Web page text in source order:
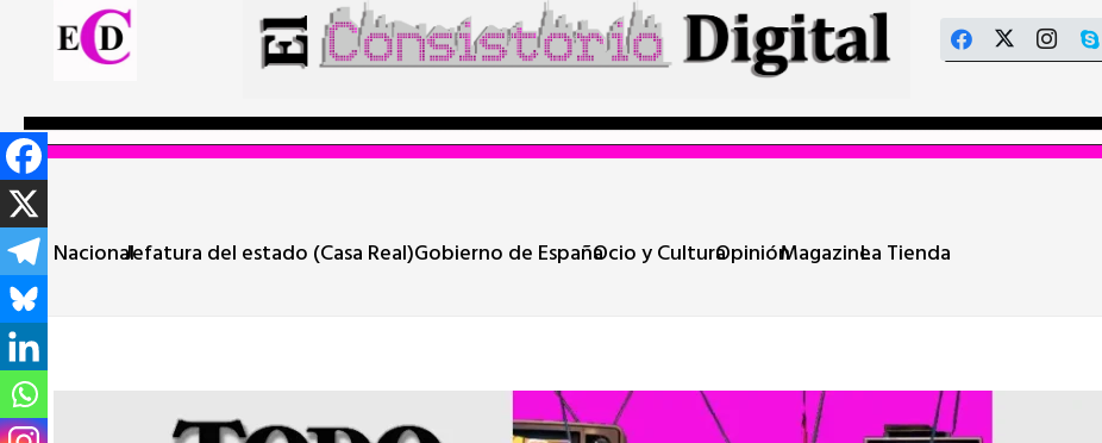
NacionalJefatura del estado (Casa Real)Gobierno de EspañaOcio y CulturaOpiniónMagazineLa Tienda